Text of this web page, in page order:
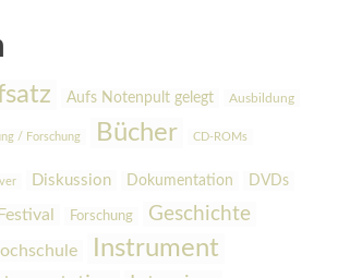
Aufs Notenpult gelegt Ausbildung
/ Forschung Bücher CD-ROMs
Diskussion Dokumentation DVDs
Festival Forschung Geschichte
Instrument